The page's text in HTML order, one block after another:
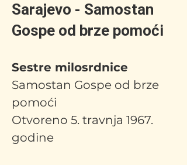
Sarajevo - Samostan
Gospe od brze pomoći
Sestre milosrdnice
Samostan Gospe od brze
pomoći
Otvoreno 5. travnja 1967.
godine